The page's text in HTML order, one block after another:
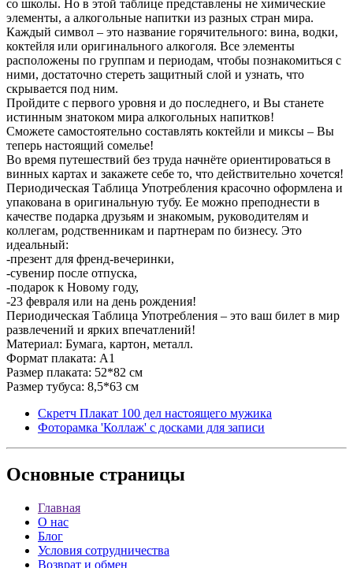
со школы. Но в этой таблице представлены не химические
элементы, а алкогольные напитки из разных стран мира.
Каждый символ – это название горячительного: вина, водки,
коктейля или оригинального алкоголя. Все элементы
расположены по группам и периодам, чтобы познакомиться с
ними, достаточно стереть защитный слой и узнать, что
скрывается под ним.
Пройдите с первого уровня и до последнего, и Вы станете
истинным знатоком мира алкогольных напитков!
Сможете самостоятельно составлять коктейли и миксы – Вы
теперь настоящий сомелье!
Во время путешествий без труда начнёте ориентироваться в
винных картах и закажете себе то, что действительно хочется!
Периодическая Таблица Употребления красочно оформлена и
упакована в оригинальную тубу. Ее можно преподнести в
качестве подарка друзьям и знакомым, руководителям и
коллегам, родственникам и партнерам по бизнесу. Это
идеальный:
-презент для френд-вечеринки,
-сувенир после отпуска,
-подарок к Новому году,
-23 февраля или на день рождения!
Периодическая Таблица Употребления – это ваш билет в мир
развлечений и ярких впечатлений!
Материал: Бумага, картон, металл.
Формат плаката: А1
Размер плаката: 52*82 см
Размер тубуса: 8,5*63 см
Скретч Плакат 100 дел настоящего мужика
Фоторамка 'Коллаж' с досками для записи
Основные страницы
Главная
О нас
Блог
Условия сотрудничества
Возврат и обмен